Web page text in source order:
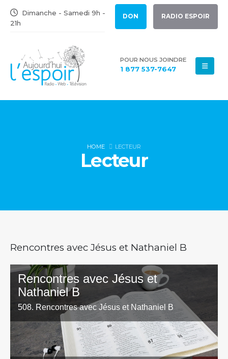
Dimanche - Samedi 9h -
21h
DON RADIO ESPOIR
POUR NOUS JOINDRE
1 877 537-7647
HOME LECTEUR
Lecteur
Rencontres avec Jésus et Nathaniel B